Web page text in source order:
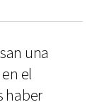
una
en el
haber